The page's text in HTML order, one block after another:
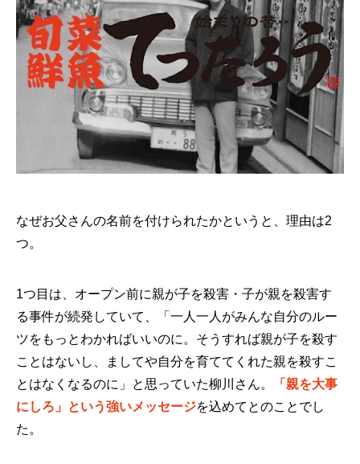
なぜお父さんの名前を付けられたかというと、理由は2
つ。
1つ目は、オープン前に親が子を殺害・子が親を殺害す
る事件が続発していて、「一人一人がみんな自分のルー
ツをもっとわかればいいのに。そうすれば親が子を殺す
ことはないし、ましてや自分を育ててくれた親を殺すこ
とはなくなるのに」と思っていた柳川さん。
「親を大事
にしろ」という強いメッセージを込めてとのことでし
た。